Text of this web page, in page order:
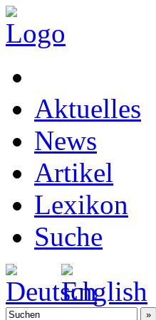
Aktuelles
News
Artikel
Lexikon
Suche